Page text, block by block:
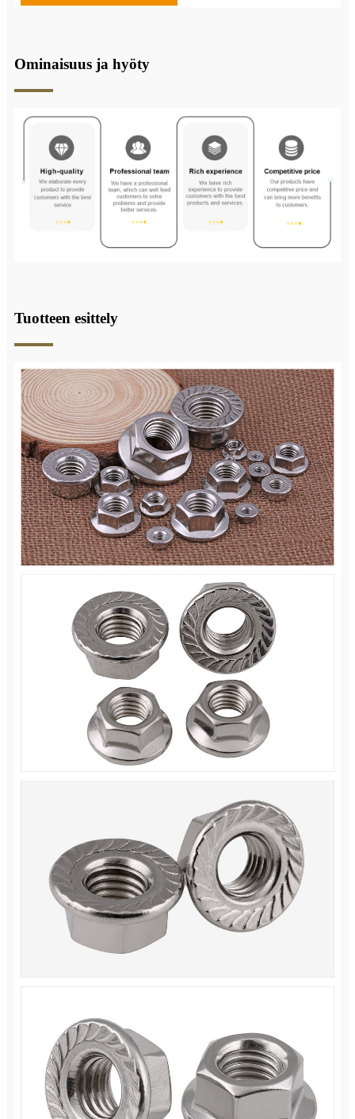
Ominaisuus ja hyöty
Tuotteen esittely